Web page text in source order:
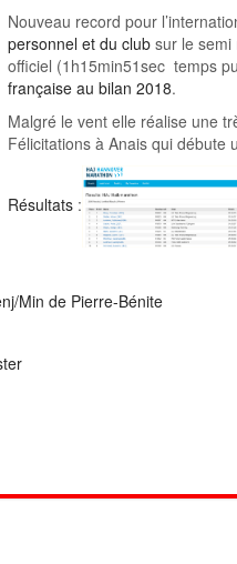
Nouveau record pour
personnel et du club sur le semi
officiel (1h15min51sec temps
française au bilan 2018.
Malgré le vent elle réalise une
Félicitations à Anais qui débute
Résultats :
Min de Pierre-Bénite